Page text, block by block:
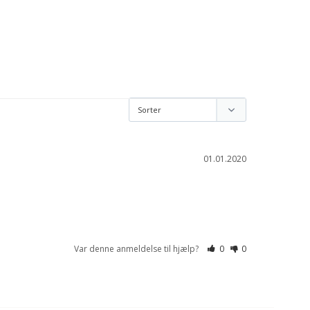
01.01.2020
Var denne anmeldelse til hjælp? 0 0